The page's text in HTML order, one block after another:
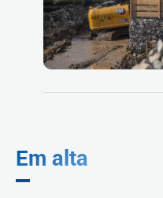
Em alta